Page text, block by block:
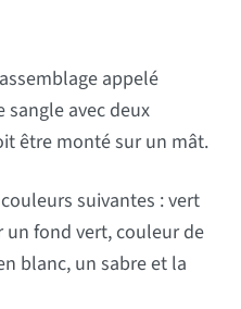
appelé
sangle avec deux
être monté sur un mât.
suivantes : vert
fond vert, couleur de
blanc, un sabre et la